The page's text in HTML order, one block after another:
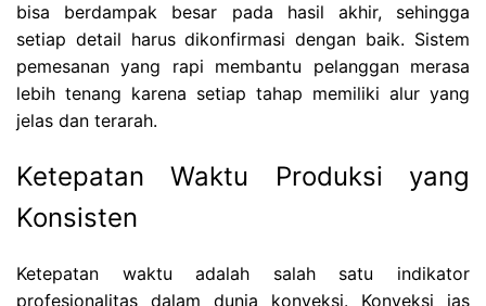
bisa berdampak besar pada hasil akhir, sehingga
setiap detail harus dikonfirmasi dengan baik. Sistem
pemesanan yang rapi membantu pelanggan merasa
lebih tenang karena setiap tahap memiliki alur yang
jelas dan terarah.
Ketepatan Waktu Produksi yang
Konsisten
Ketepatan waktu adalah salah satu indikator
profesionalitas dalam dunia konveksi. Konveksi jas